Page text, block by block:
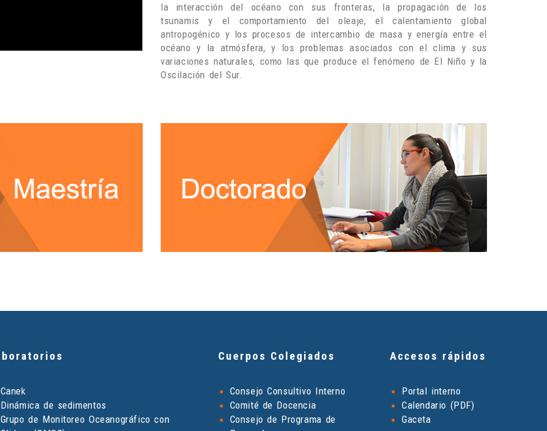
la interacción del océano con sus fronteras, la propagación de los
tsunamis y el comportamiento del oleaje, el calentamiento global
antropogénico y los procesos de intercambio de masa y energía entre el
océano y la atmósfera, y los problemas asociados con el clima y sus
variaciones naturales, como las que produce el fenómeno de El Niño y la
Oscilación del Sur.
Canek
Dinámica de sedimentos
Grupo de Monitoreo Oceanográfico con
Cuerpos Colegiados
Consejo Consultivo Interno
Comité de Docencia
Consejo de Programa de
Accesos rápidos
Portal interno
Calendario (PDF)
Gaceta